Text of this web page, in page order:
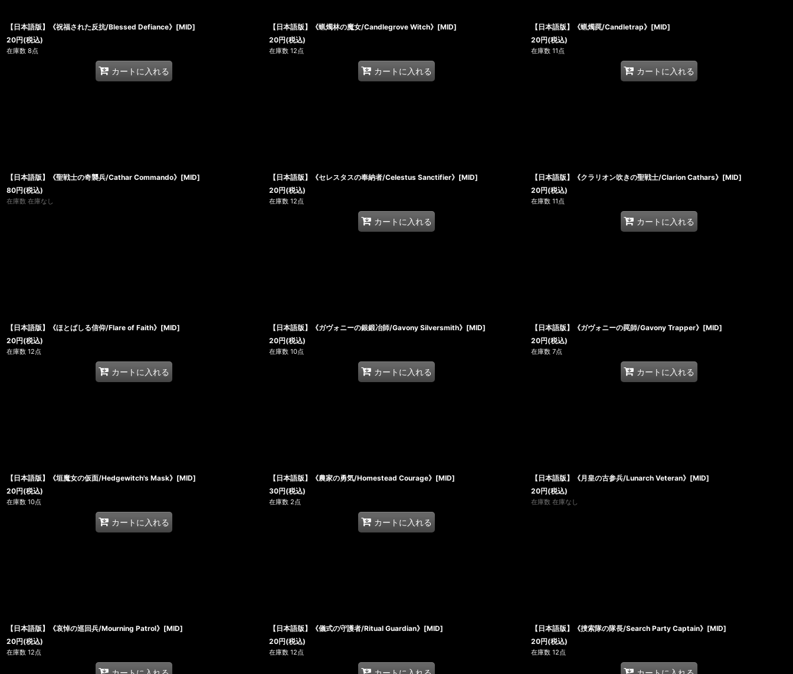
【日本語版】《祝福された反抗/Blessed Defiance》[MID]
20円(税込)
在庫数 8点
カートに入れる
【日本語版】《蝋燭林の魔女/Candlegrove Witch》[MID]
20円(税込)
在庫数 12点
カートに入れる
【日本語版】《蝋燭罠/Candletrap》[MID]
20円(税込)
在庫数 11点
カートに入れる
【日本語版】《聖戦士の奇襲兵/Cathar Commando》[MID]
80円(税込)
在庫数 在庫なし
【日本語版】《セレスタスの奉納者/Celestus Sanctifier》[MID]
20円(税込)
在庫数 12点
カートに入れる
【日本語版】《クラリオン吹きの聖戦士/Clarion Cathars》[MID]
20円(税込)
在庫数 11点
カートに入れる
【日本語版】《ほとばしる信仰/Flare of Faith》[MID]
20円(税込)
在庫数 12点
カートに入れる
【日本語版】《ガヴォニーの銀鍛冶師/Gavony Silversmith》[MID]
20円(税込)
在庫数 10点
カートに入れる
【日本語版】《ガヴォニーの罠師/Gavony Trapper》[MID]
20円(税込)
在庫数 7点
カートに入れる
【日本語版】《垣魔女の仮面/Hedgewitch's Mask》[MID]
20円(税込)
在庫数 10点
カートに入れる
【日本語版】《農家の勇気/Homestead Courage》[MID]
30円(税込)
在庫数 2点
カートに入れる
【日本語版】《月皇の古参兵/Lunarch Veteran》[MID]
20円(税込)
在庫数 在庫なし
【日本語版】《哀悼の巡回兵/Mourning Patrol》[MID]
20円(税込)
在庫数 12点
【日本語版】《儀式の守護者/Ritual Guardian》[MID]
20円(税込)
在庫数 12点
【日本語版】《捜索隊の隊長/Search Party Captain》[MID]
20円(税込)
在庫数 12点